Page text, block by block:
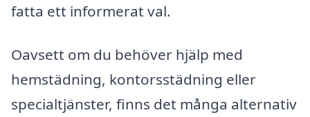
fatta ett informerat val.
Oavsett om du behöver hjälp med
hemstädning, kontorsstädning eller
specialtjänster, finns det många alternativ